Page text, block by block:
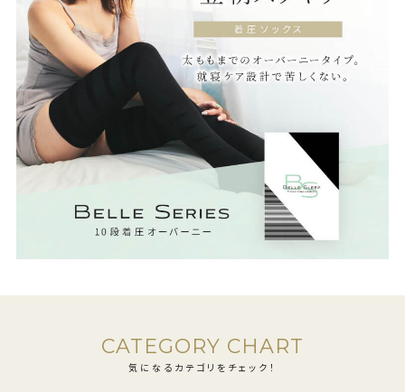
CATEGORY CHART
気になるカテゴリをチェック！